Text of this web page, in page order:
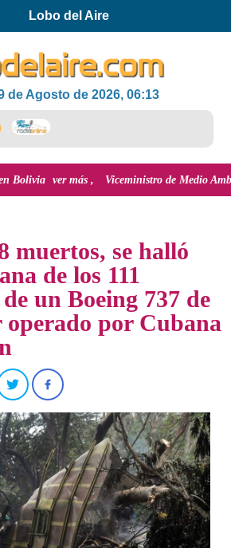
Lobo del Aire
de Agosto de 2026, 06:13
ver más Viceministro de Medio Ambiente,
muertos, se halló
de los 111
un Boeing 737 de
por Cubana